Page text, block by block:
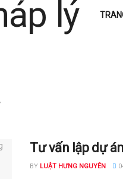
Tư vấn lập dự
BY LUẬT HƯNG NGUYÊN